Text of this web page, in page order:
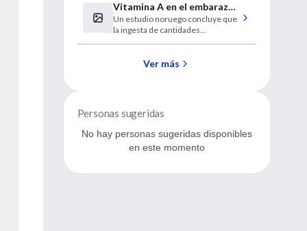
Vitamina A en el embarazo
para prevenir el paladar
hendido
Un estudio noruego concluye que
la ingesta de cantidades
esta malformación.
Ver más
Personas sugeridas
No hay personas sugeridas disponibles
en este momento